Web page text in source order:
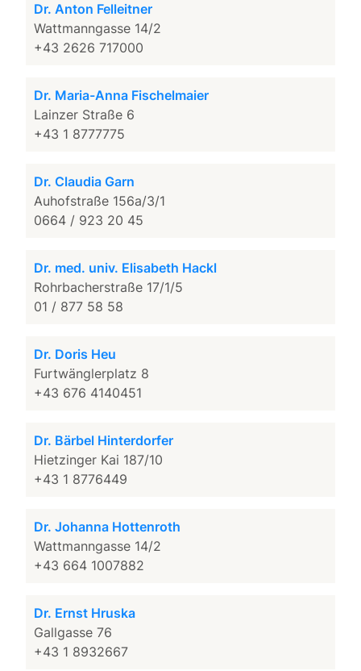
Dr. Anton Felleitner
Wattmanngasse 14/2
+43 2626 717000
Dr. Maria-Anna Fischelmaier
Lainzer Straße 6
+43 1 8777775
Dr. Claudia Garn
Auhofstraße 156a/3/1
0664 / 923 20 45
Dr. med. univ. Elisabeth Hackl
Rohrbacherstraße 17/1/5
01 / 877 58 58
Dr. Doris Heu
Furtwänglerplatz 8
+43 676 4140451
Dr. Bärbel Hinterdorfer
Hietzinger Kai 187/10
+43 1 8776449
Dr. Johanna Hottenroth
Wattmanngasse 14/2
+43 664 1007882
Dr. Ernst Hruska
Gallgasse 76
+43 1 8932667